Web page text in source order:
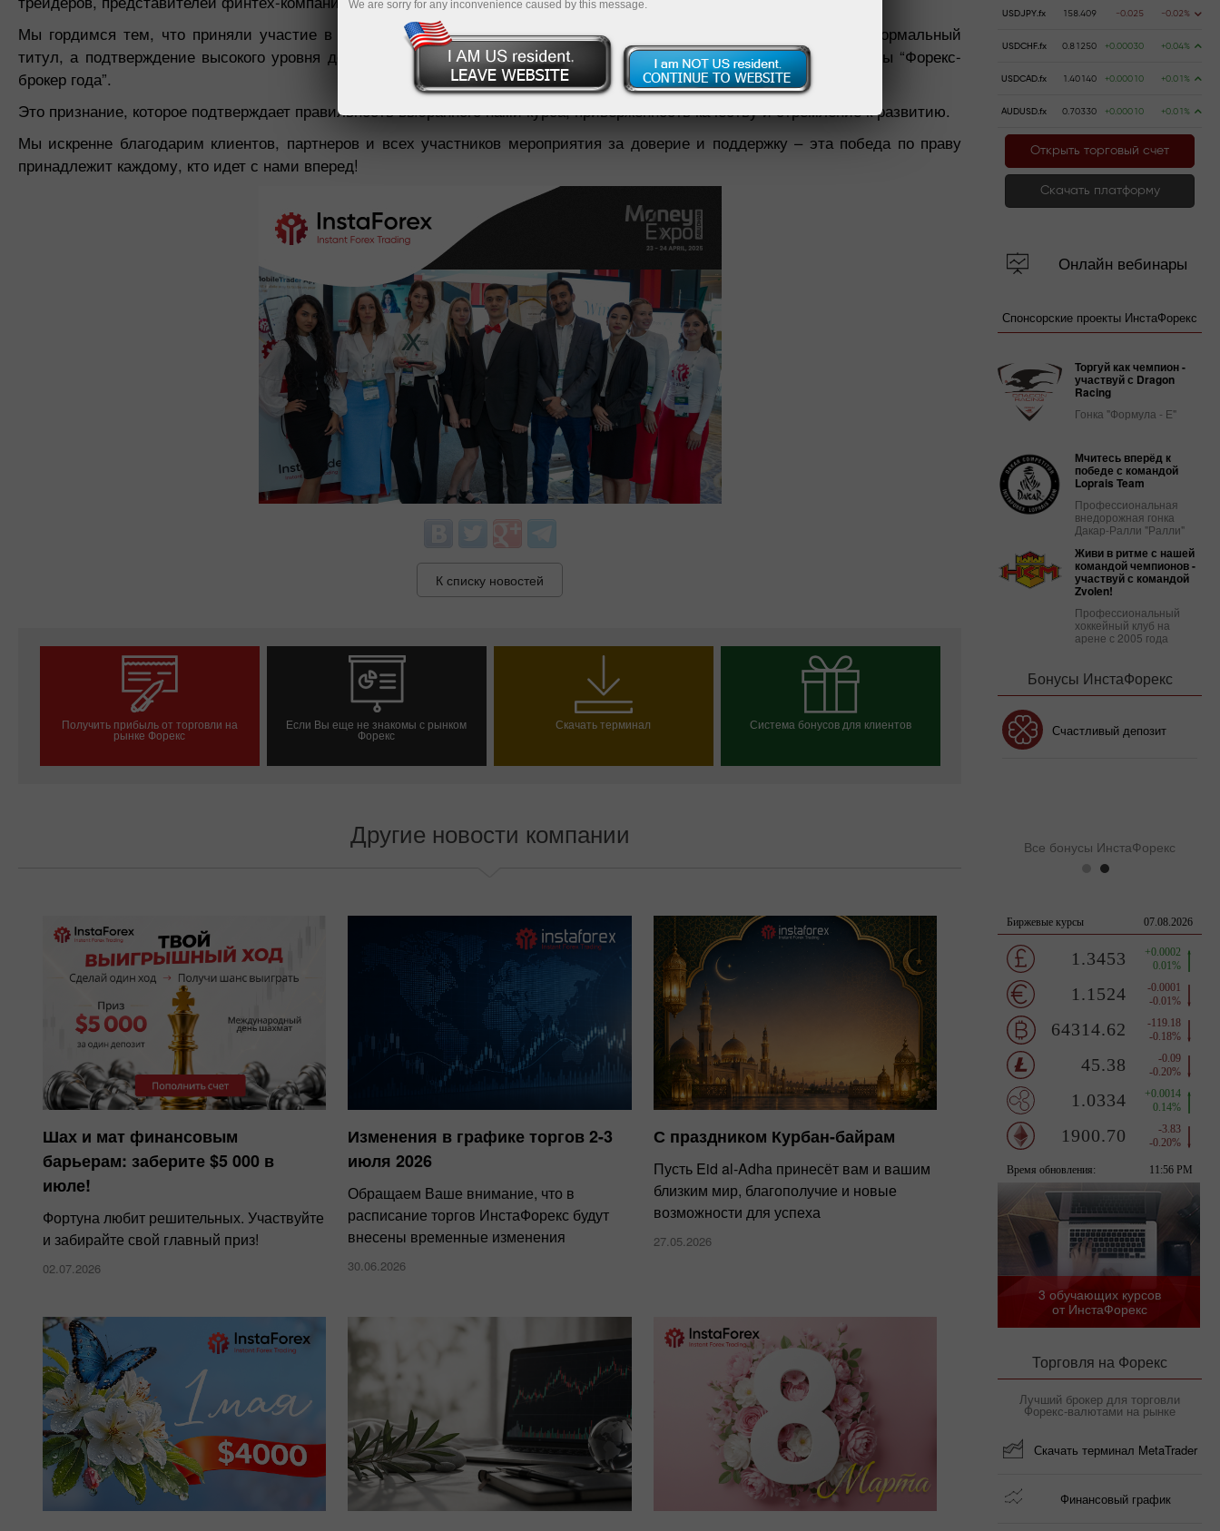
Мы гордимся тем, что приняли участие в выставке в статусе Бриллиантового спонсора. Для нас это не просто формальный
титул, а подтверждение высокого уровня доверия и признания компании на международной арене. Вручение награды “Форекс-
брокер года”.
Это признание, которое подтверждает правильность выбранного нами курса, приверженность качеству и стремление к развитию.
Мы искренне благодарим клиентов, партнеров и всех участников мероприятия за доверие и поддержку – эта победа по праву
принадлежит каждому, кто идет с нами вперед!
К списку новостей
Получить прибыль от торговли на
рынке Форекс
Если Вы еще не знакомы с рынком
Форекс
Скачать терминал Система бонусов для клиентов
Другие новости компании
Шах и мат финансовым
барьерам: заберите $5 000 в
июле!
Фортуна любит решительных. Участвуйте
и забирайте свой главный приз!
02.07.2026
Изменения в графике торгов 2-3
июля 2026
Обращаем Ваше внимание, что в
расписание торгов ИнстаФорекс будут
внесены временные изменения
30.06.2026
С праздником Курбан-байрам
Пусть Eid al-Adha принесёт вам и вашим
близким мир, благополучие и новые
возможности для успеха
27.05.2026
USDJPY.fx 158.409 -0.025 -0.02%
USDCHF.fx 0.81250 +0.00030 +0.04%
USDCAD.fx 1.40140 +0.00010 +0.01%
AUDUSD.fx 0.70330 +0.00010 +0.01%
Открыть торговый счет
Скачать платформу
Онлайн вебинары
Спонсорские проекты ИнстаФорекс
Торгуй как чемпион -
участвуй с Dragon
Racing
Гонка "Формула - Е"
Мчитесь вперёд к
победе с командой
Loprais Team
Профессиональная
внедорожная гонка
Дакар-Ралли "Ралли"
Живи в ритме с нашей
командой чемпионов -
участвуй с командой
Zvolen!
Профессиональный
хоккейный клуб на
арене с 2005 года
Бонусы ИнстаФорекс
Бонус 30% Счастливый депозит Бонус 30% Счастливый депозит
Все бонусы ИнстаФорекс
3 обучающих курсов
от ИнстаФорекс
Торговля на Форекс
Лучший брокер для торговли
Форекс-валютами на рынке
Скачать терминал MetaTrader
Финансовый график
We are sorry for any inconvenience caused by this message.